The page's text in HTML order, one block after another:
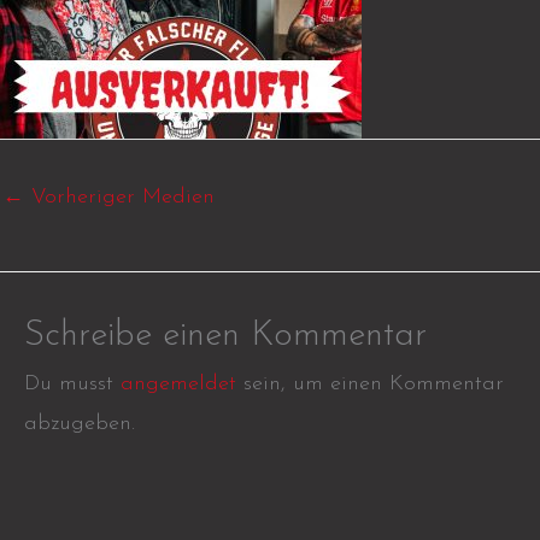
← Vorheriger Medien
Schreibe einen Kommentar
Du musst angemeldet sein, um einen Kommentar
abzugeben.